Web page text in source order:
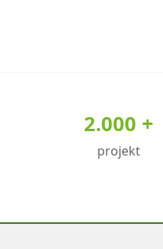
2.000 +
projekt